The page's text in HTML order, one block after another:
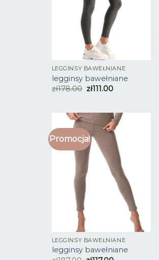
LEGGINSY BAWEŁNIANE
legginsy bawełniane
zł178.00 zł111.00
Promocja!
LEGGINSY BAWEŁNIANE
legginsy bawełniane